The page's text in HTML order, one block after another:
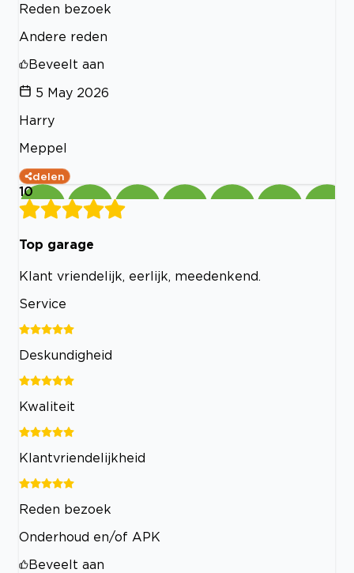
Reden bezoek
Andere reden
Beveelt aan
5 May 2026
Harry
Meppel
delen
10
Top garage
Klant vriendelijk, eerlijk, meedenkend.
Service
Deskundigheid
Kwaliteit
Klantvriendelijkheid
Reden bezoek
Onderhoud en/of APK
Beveelt aan